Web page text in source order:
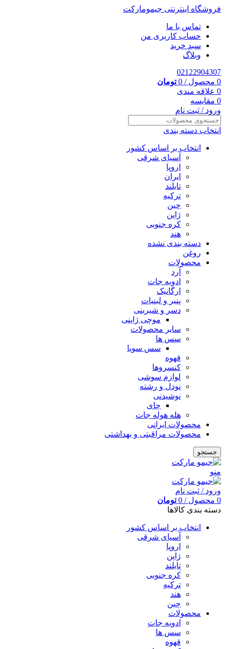
فروشگاه اینترنتی جیمومارکت
تماس با ما
حساب کاربری من
سبد خرید
وبلاگ
02122904307
0 محصول /
0 تومان
0 علاقه مندی
0 مقایسه
ورود / ثبت نام
انتخاب دسته بندی
انتخاب بر اساس کشور
آسیای شرقی
اروپا
ایران
تایلند
ترکیه
چین
ژاپن
کره جنوبی
هند
دسته بندی نشده
روغن
محصولات
آرد
ادویه جات
ارگانیک
پنیر و لبنیات
دسر و شیرینی
موچی ژاپنی
سایر محصولات
سس ها
سس سویا
قهوه
کنسروها
لوازم سوشی
نودل و رشته
نوشیدنی
چای
هله هوله جات
محصولات ایرانی
محصولات مراقبتی و بهداشتی
جستجو
منو
ورود / ثبت نام
0 محصول /
0 تومان
دسته بندی کالاها
انتخاب بر اساس کشور
آسیای شرقی
اروپا
ژاپن
تایلند
کره جنوبی
ترکیه
هند
چین
محصولات
ادویه جات
سس ها
قهوه